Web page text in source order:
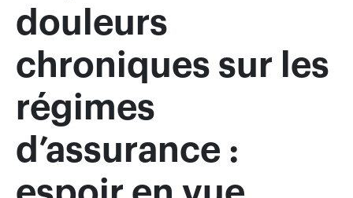
douleurs
chroniques sur les
régimes
d’assurance :